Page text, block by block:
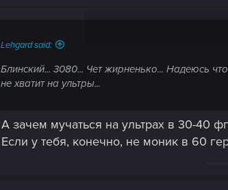
Lehgard said:
Блинский... 3080... Чет жирненько... Надеюсь
не хватит на ультры...
А зачем мучаться на ультрах в 30-40
Если у тебя, конечно, не моник в 60